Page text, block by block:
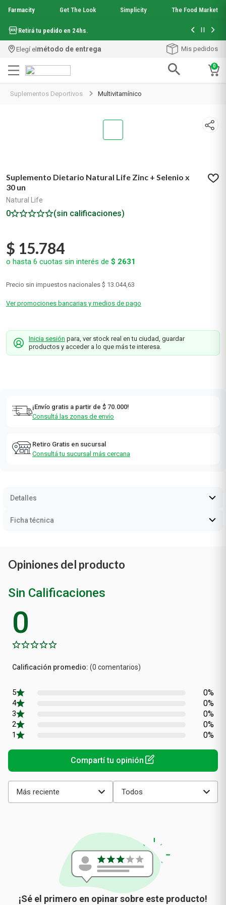
Farmacity Get The Look Simplicity The Food Market
Retirá tu pedido en 24hs. Hasta 6
Elegí elmétodo de entrega Mis pedidos
0
Suplementos Deportivos Multivitamínico
Suplemento Dietario Natural Life Zinc + Selenio x
30 un
Natural Life
0 (sin calificaciones)
$ 15.784
o hasta 6 cuotas sin interés de $ 2631
Precio sin impuestos nacionales $ 13.044,63
Ver promociones bancarias y medios de pago
Inicia sesión para, ver stock real en tu ciudad, guardar
productos y acceder a lo que más te interesa.
¡Envío gratis a partir de $ 70.000!
Consultá las zonas de envío
Retiro Gratis en sucursal
Consultá tu sucursal más cercana
Detalles
Ficha técnica
Opiniones del producto
Sin Calificaciones
0
Calificación
promedio
(0 comentarios)
0%
0%
0%
0%
0%
Más reciente Todos
get the look
8. protector solar
9.serum elvive
10
nyx